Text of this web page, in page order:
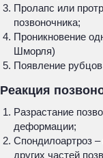
Пролапс или
позвоночника;
Проникновение
Шморля)
Появление
Реакция
Разрастание
деформации;
Спондилоартроз
других частей